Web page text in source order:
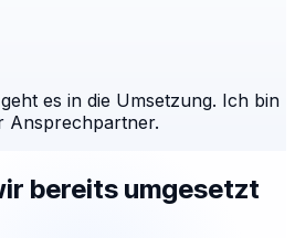
es in die Umsetzung. Ich bin
Ansprechpartner.
bereits umgesetzt